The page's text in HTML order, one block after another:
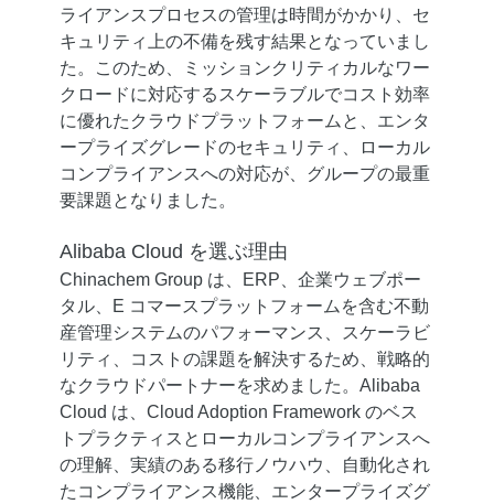
ライアンスプロセスの管理は時間がかかり、セ
キュリティ上の不備を残す結果となっていまし
た。このため、ミッションクリティカルなワー
クロードに対応するスケーラブルでコスト効率
に優れたクラウドプラットフォームと、エンタ
ープライズグレードのセキュリティ、ローカル
コンプライアンスへの対応が、グループの最重
要課題となりました。
Alibaba Cloud を選ぶ理由
Chinachem Group は、ERP、企業ウェブポー
タル、E コマースプラットフォームを含む不動
産管理システムのパフォーマンス、スケーラビ
リティ、コストの課題を解決するため、戦略的
なクラウドパートナーを求めました。Alibaba
Cloud は、Cloud Adoption Framework のベス
トプラクティスとローカルコンプライアンスへ
の理解、実績のある移行ノウハウ、自動化され
たコンプライアンス機能、エンタープライズグ